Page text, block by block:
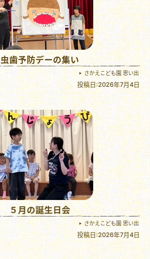
虫歯予防デーの集い
さかえこども園 思い出
投稿日:2026年7月4日
５月の誕生日会
さかえこども園 思い出
投稿日:2026年7月4日